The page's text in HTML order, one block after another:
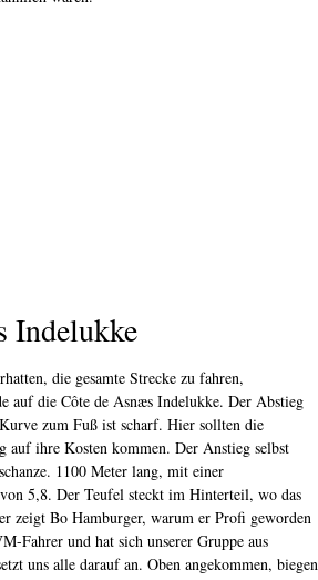
Indelukke
die gesamte Strecke zu fahren,
auf die Côte de Asnæs Indelukke. Der Abstieg
zum Fuß ist scharf. Hier sollten die
auf ihre Kosten kommen. Der Anstieg selbst
1100 Meter lang, mit einer
5,8. Der Teufel steckt im Hinterteil, wo das
Bo Hamburger, warum er Profi geworden
Fahrer und hat sich unserer Gruppe aus